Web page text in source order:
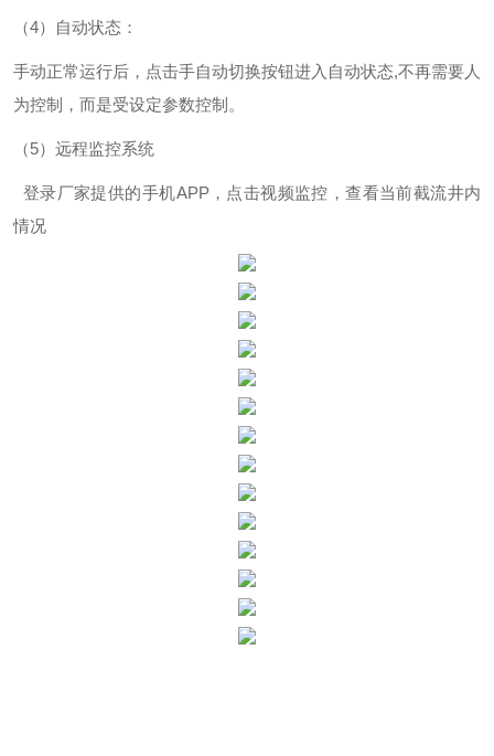
（4）自动状态：
手动正常运行后，点击手自动切换按钮进入自动状态,不再需要人
为控制，而是受设定参数控制。
（5） 远程监控系统
登录厂家提供的手机APP，点击视频监控，查看当前截流井内
情况